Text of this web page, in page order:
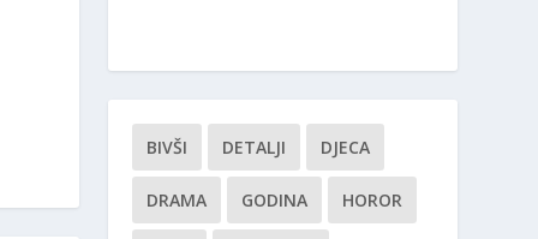
BIVŠI DETALJI DJECA
DRAMA GODINA HOROR